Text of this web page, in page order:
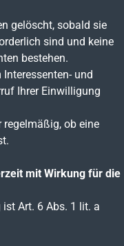
gelöscht, sobald sie
sind und keine
bestehen.
und
Ihrer Einwilligung
ob eine
mit Wirkung für die
Art. 6 Abs. 1 lit. a